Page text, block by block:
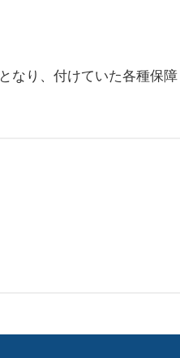
となり、付けていた各種保障